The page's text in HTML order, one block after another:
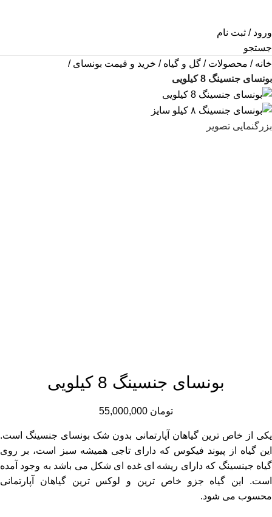
ورود / ثبت نام
جستجو
خانه
محصولات گل و گیاه
خرید و قیمت بونسای
بونسای جنسینگ 8 کیلویی
بزرگنمایی تصویر
بونسای جنسینگ 8 کیلویی
تومان
یکی از خاص ترین گیاهان آپارتمانی بدون شک بونسای جنسینگ است.
این گیاه از پیوند فیکوس که دارای تاجی همیشه سبز است، بر روی
گیاه جینسینگ که دارای ریشه ای غده ای شکل می باشد به وجود آمده
است. این گیاه جزو خاص ترین و لوکس ترین گیاهان آپارتمانی
محسوب می شود.